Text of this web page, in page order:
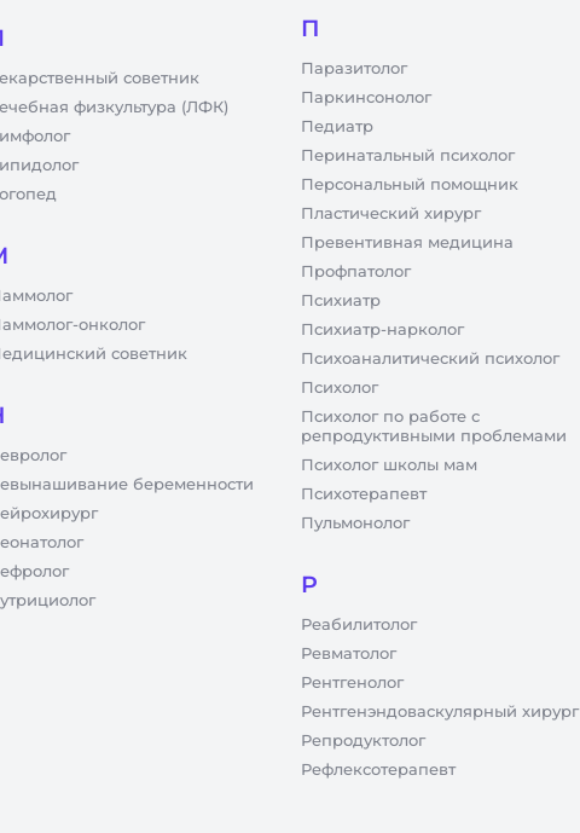
советник
физкультура (ЛФК)
онколог
советник
беременности
П
Паразитолог
Паркинсонолог
Педиатр
Перинатальный психолог
Персональный помощник
Пластический хирург
Превентивная медицина
Профпатолог
Психиатр
Психиатр-нарколог
Психоаналитический психолог
Психолог
Психолог по работе с
репродуктивными проблемами
Психолог школы мам
Психотерапевт
Пульмонолог
Р
Реабилитолог
Ревматолог
Рентгенолог
Рентгенэндоваскулярный хирург
Репродуктолог
Рефлексотерапевт